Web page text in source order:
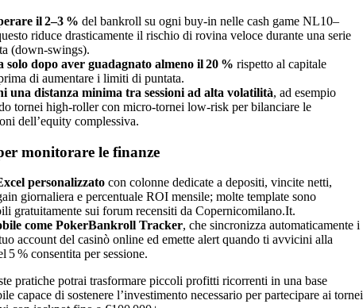
il 2–3 % del bankroll su ogni buy‑in nelle cash game NL10–
riduce drasticamente il rischio di rovina veloce durante una serie
(down‑swings).
solo dopo aver guadagnato almeno il 20 % rispetto al capitale
di aumentare i limiti di puntata.
una distanza minima tra sessioni ad alta volatilità, ad esempio
tornei high‑roller con micro‑tornei low‑risk per bilanciare le
dell’equity complessiva.
monitorare le finanze
personalizzato con colonne dedicate a depositi, vincite netti,
giornaliera e percentuale ROI mensile; molte template sono
gratuitamente sui forum recensiti da Copernicomilano.It.
come PokerBankroll Tracker, che sincronizza automaticamente i
account del casinò online ed emette alert quando ti avvicini alla
5 % consentita per sessione.
pratiche potrai trasformare piccoli profitti ricorrenti in una base
capace di sostenere l’investimento necessario per partecipare ai tornei